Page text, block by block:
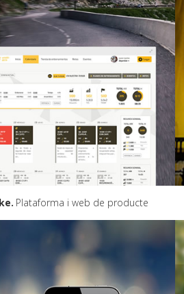
Plataforma i web de producte